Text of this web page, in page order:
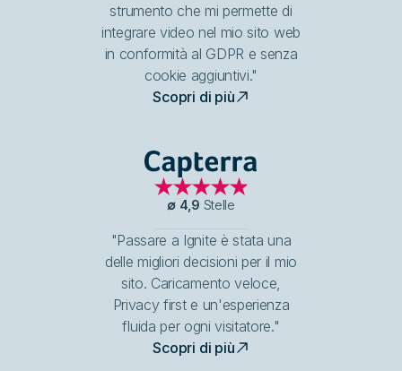
strumento che mi permette di
integrare video nel mio sito web
in conformità al GDPR e senza
cookie aggiuntivi."
Scopri di più
Capterra
∅ 4,9 Stelle
"Passare a Ignite è stata una
delle migliori decisioni per il mio
sito. Caricamento veloce,
Privacy first e un'esperienza
fluida per ogni visitatore."
Scopri di più